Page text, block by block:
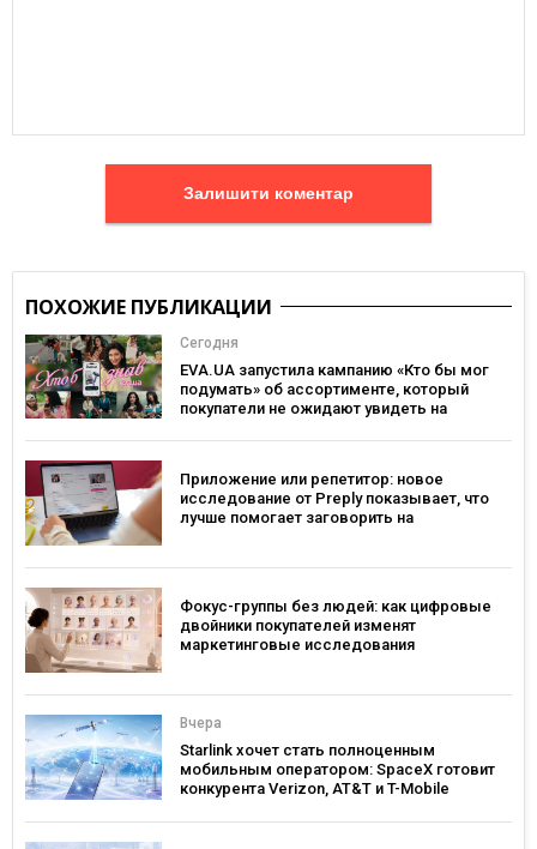
Залишити коментар
ПОХОЖИЕ ПУБЛИКАЦИИ
Сегодня
EVA.UA запустила кампанию «Кто бы мог
подумать» об ассортименте, который
покупатели не ожидают увидеть на
Приложение или репетитор: новое
исследование от Preply показывает, что
лучше помогает заговорить на
Фокус-группы без людей: как цифровые
двойники покупателей изменят
маркетинговые исследования
Вчера
Starlink хочет стать полноценным
мобильным оператором: SpaceX готовит
конкурента Verizon, AT&T и T-Mobile